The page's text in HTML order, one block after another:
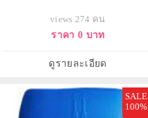
views 274 คน
ราคา 0 บาท
ดูรายละเอียด
SALE
100%